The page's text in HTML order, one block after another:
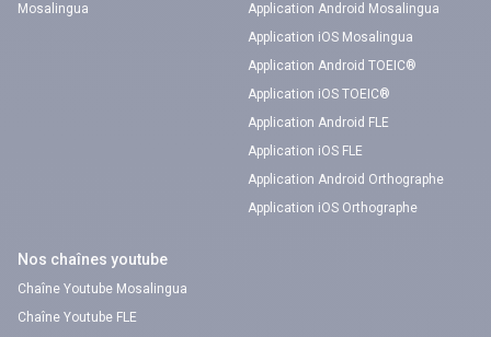
Mosalingua
Application Android Mosalingua
Application iOS Mosalingua
Application Android TOEIC®
Application iOS TOEIC®
Application Android FLE
Application iOS FLE
Application Android Orthographe
Application iOS Orthographe
Nos chaînes youtube
Chaîne Youtube Mosalingua
Chaîne Youtube FLE